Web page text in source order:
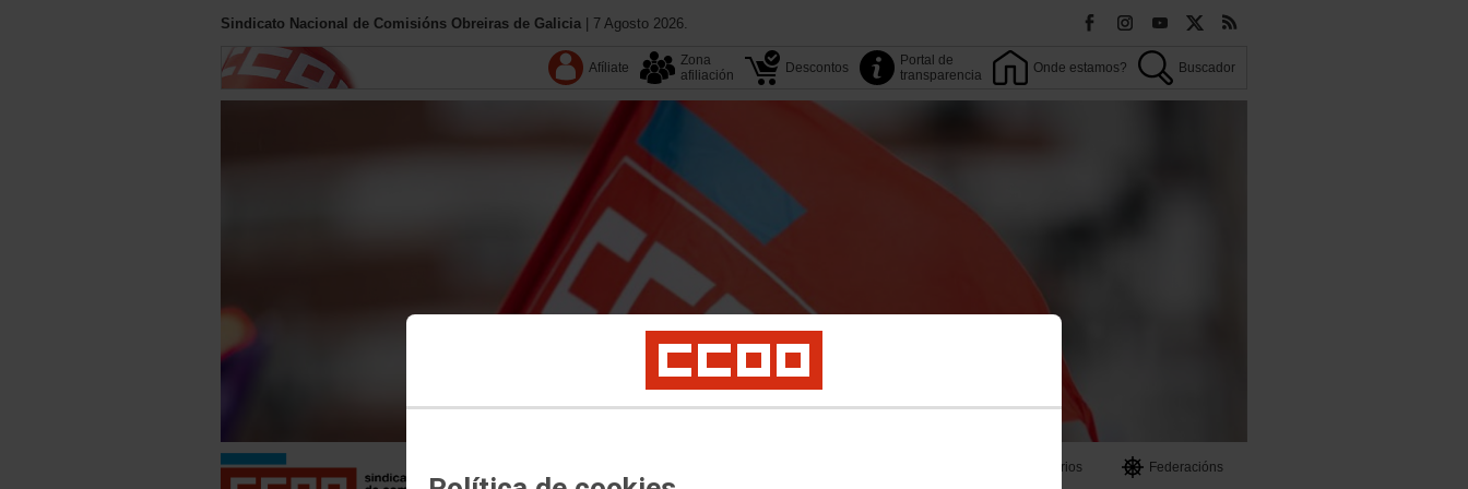
Sindicato Nacional de Comisións Obreiras de Galicia | 7 Agosto 2026.
Afíliate
Zona
afiliación
Descontos
Portal de
transparencia
Onde estamos? Buscador
Territorios
Federacións